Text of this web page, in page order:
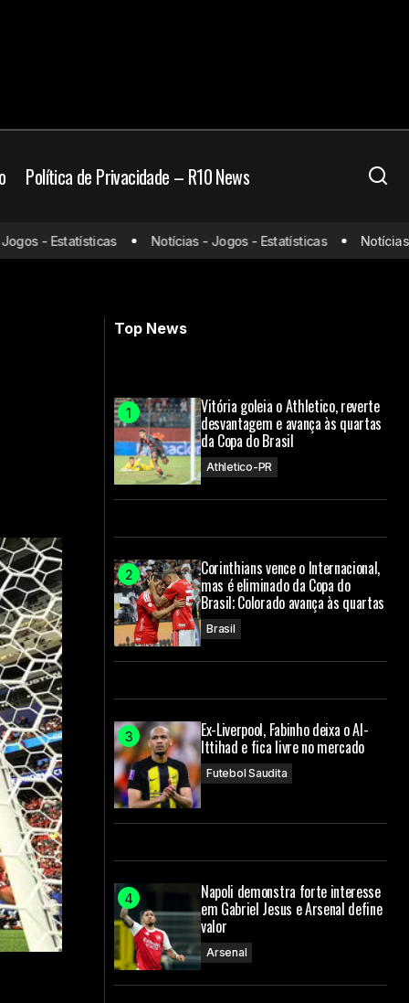
Política de Privacidade – R10 News
Copa do
Ancelotti fará mudanças no Brasil; veja
provável time para duelo contra o Haiti
- Estatísticas Notícias - Jogos - Estatísticas Notícias -
Top News
Vitória goleia o Athletico, reverte
desvantagem e avança às quartas
da Copa do Brasil
Athletico-PR
Corinthians vence o Internacional,
mas é eliminado da Copa do
Brasil; Colorado avança às quartas
Brasil
Ex-Liverpool, Fabinho deixa o Al-
Ittihad e fica livre no mercado
Futebol Saudita
Napoli demonstra forte interesse
em Gabriel Jesus e Arsenal define
valor
Arsenal